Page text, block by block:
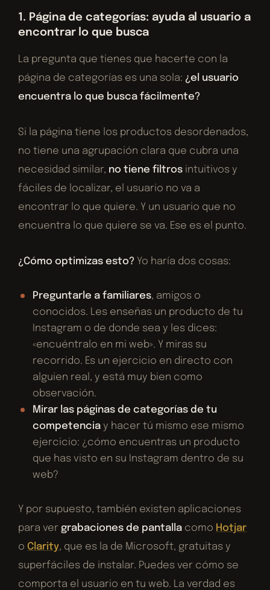
1. Página de categorías: ayuda al usuario a
encontrar lo que busca
La pregunta que tienes que hacerte con la
página de categorías es una sola: ¿el usuario
encuentra lo que busca fácilmente?
Si la página tiene los productos desordenados,
no tiene una agrupación clara que cubra una
necesidad similar, no tiene filtros intuitivos y
fáciles de localizar, el usuario no va a
encontrar lo que quiere. Y un usuario que no
encuentra lo que quiere se va. Ese es el punto.
¿Cómo optimizas esto? Yo haría dos cosas:
Preguntarle a familiares, amigos o
conocidos. Les enseñas un producto de tu
Instagram o de donde sea y les dices:
«encuéntralo en mi web». Y miras su
recorrido. Es un ejercicio en directo con
alguien real, y está muy bien como
observación.
Mirar las páginas de categorías de tu
competenciay hacer tú mismo ese mismo
ejercicio: ¿cómo encuentras un producto
que has visto en su Instagram dentro de su
web?
Y por supuesto, también existen aplicaciones
para ver grabaciones de pantalla como Hotjar
oClarity, que es la de Microsoft, gratuitas y
superfáciles de instalar. Puedes ver cómo se
comporta el usuario en tu web. La verdad es